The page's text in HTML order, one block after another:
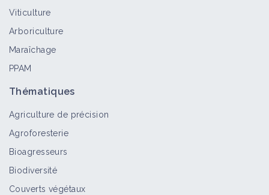
Viticulture
Arboriculture
Maraîchage
PPAM
Thématiques
Agriculture de précision
Agroforesterie
Bioagresseurs
Biodiversité
Couverts végétaux